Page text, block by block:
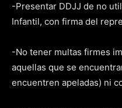
-Presentar DDJJ de no
Infantil, con firma del
-No tener multas firmes
aquellas que se
encuentren apeladas) ni